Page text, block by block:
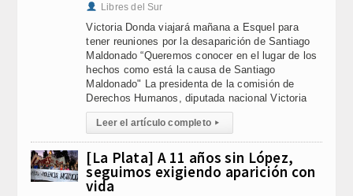
Libres del Sur
Victoria Donda viajará mañana a Esquel para
tener reuniones por la desaparición de Santiago
Maldonado “Queremos conocer en el lugar de los
hechos como está la causa de Santiago
Maldonado" La presidenta de la comisión de
Derechos Humanos, diputada nacional Victoria
Leer el artículo completo ▸
[La Plata] A 11 años sin López,
seguimos exigiendo aparición con
vida